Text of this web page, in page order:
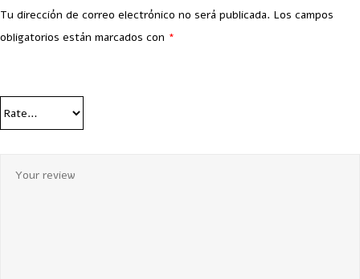
Tu dirección de correo electrónico no será publicada. Los campos
obligatorios están marcados con *